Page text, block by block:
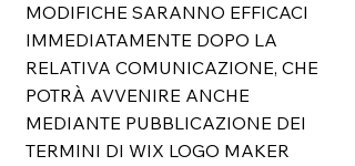
MODIFICHE SARANNO EFFICACI
IMMEDIATAMENTE DOPO LA
RELATIVA COMUNICAZIONE, CHE
POTRÀ AVVENIRE ANCHE
MEDIANTE PUBBLICAZIONE DEI
TERMINI DI WIX LOGO MAKER